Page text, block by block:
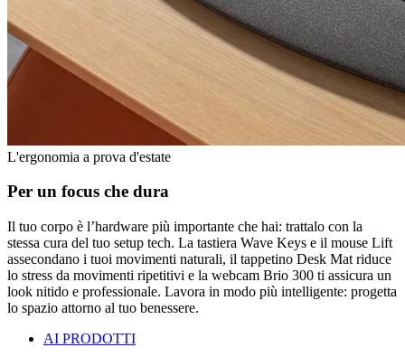
L'ergonomia a prova d'estate
Per un focus che dura
Il tuo corpo è l’hardware più importante che hai: trattalo con la
stessa cura del tuo setup tech. La tastiera Wave Keys e il mouse Lift
assecondano i tuoi movimenti naturali, il tappetino Desk Mat riduce
lo stress da movimenti ripetitivi e la webcam Brio 300 ti assicura un
look nitido e professionale. Lavora in modo più intelligente: progetta
lo spazio attorno al tuo benessere.
AI PRODOTTI